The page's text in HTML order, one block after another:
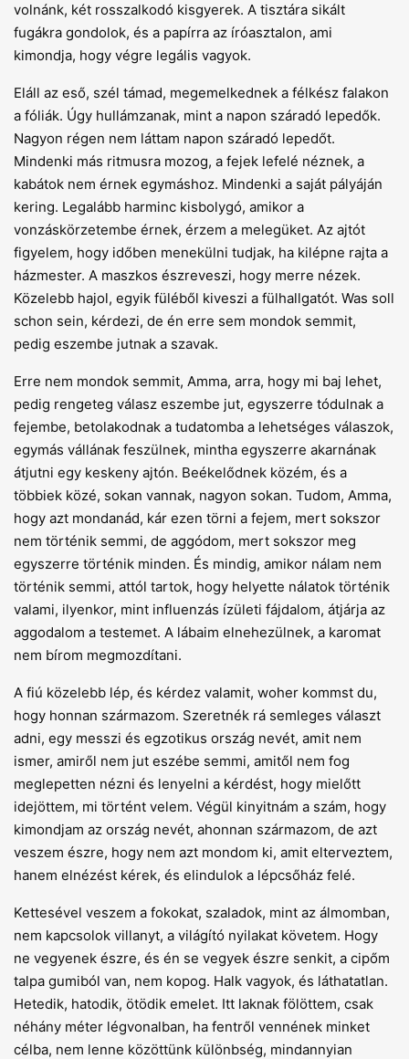
volnánk, két rosszalkodó kisgyerek. A tisztára sikált
fugákra gondolok, és a papírra az íróasztalon, ami
kimondja, hogy végre legális vagyok.
Eláll az eső, szél támad, megemelkednek a félkész falakon
a fóliák. Úgy hullámzanak, mint a napon száradó lepedők.
Nagyon régen nem láttam napon száradó lepedőt.
Mindenki más ritmusra mozog, a fejek lefelé néznek, a
kabátok nem érnek egymáshoz. Mindenki a saját pályáján
kering. Legalább harminc kisbolygó, amikor a
vonzáskörzetembe érnek, érzem a melegüket. Az ajtót
figyelem, hogy időben menekülni tudjak, ha kilépne rajta a
házmester. A maszkos észreveszi, hogy merre nézek.
Közelebb hajol, egyik füléből kiveszi a fülhallgatót. Was soll
schon sein, kérdezi, de én erre sem mondok semmit,
pedig eszembe jutnak a szavak.
Erre nem mondok semmit, Amma, arra, hogy mi baj lehet,
pedig rengeteg válasz eszembe jut, egyszerre tódulnak a
fejembe, betolakodnak a tudatomba a lehetséges válaszok,
egymás vállának feszülnek, mintha egyszerre akarnának
átjutni egy keskeny ajtón. Beékelődnek közém, és a
többiek közé, sokan vannak, nagyon sokan. Tudom, Amma,
hogy azt mondanád, kár ezen törni a fejem, mert sokszor
nem történik semmi, de aggódom, mert sokszor meg
egyszerre történik minden. És mindig, amikor nálam nem
történik semmi, attól tartok, hogy helyette nálatok történik
valami, ilyenkor, mint influenzás ízületi fájdalom, átjárja az
aggodalom a testemet. A lábaim elnehezülnek, a karomat
nem bírom megmozdítani.
A fiú közelebb lép, és kérdez valamit, woher kommst du,
hogy honnan származom. Szeretnék rá semleges választ
adni, egy messzi és egzotikus ország nevét, amit nem
ismer, amiről nem jut eszébe semmi, amitől nem fog
meglepetten nézni és lenyelni a kérdést, hogy mielőtt
idejöttem, mi történt velem. Végül kinyitnám a szám, hogy
kimondjam az ország nevét, ahonnan származom, de azt
veszem észre, hogy nem azt mondom ki, amit elterveztem,
hanem elnézést kérek, és elindulok a lépcsőház felé.
Kettesével veszem a fokokat, szaladok, mint az álmomban,
nem kapcsolok villanyt, a világító nyilakat követem. Hogy
ne vegyenek észre, és én se vegyek észre senkit, a cipőm
talpa gumiból van, nem kopog. Halk vagyok, és láthatatlan.
Hetedik, hatodik, ötödik emelet. Itt laknak fölöttem, csak
néhány méter légvonalban, ha fentről vennének minket
célba, nem lenne közöttünk különbség, mindannyian